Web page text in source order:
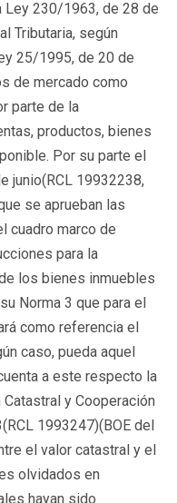
Ley 230/1963, de 28 de
Tributaria, según
25/1995, de 20 de
de mercado como
parte de la
productos, bienes
Por su parte el
junio(RCL 19932238,
se aprueban las
cuadro marco de
para la
los bienes inmuebles
Norma 3 que para el
como referencia el
caso, pueda aquel
a este respecto la
y Cooperación
RCL 1993247)(BOE del
el valor catastral y el
olvidados en
hayan sido